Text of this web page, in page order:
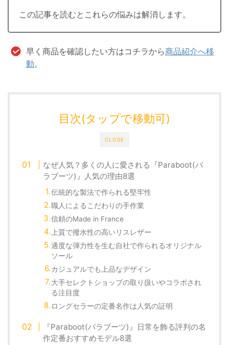
この記事を読むとこれらの悩みは解消します。
早く商品を確認したい方はコチラから商品紹介へ移
動。
CLOSE
目次(タップで移動可)
なぜ人気？多くの人に愛される『Paraboot(パ
ラブーツ)』人気の理由8選
伝統的な製法で作られる堅牢性
職人によるこだわりの手作業
信頼のMade in France
上質で撥水性の高いリスレザー
適度な弾力性を生む自社で作られるオリジナル
ソール
カジュアルでも上品なデザイン
大手セレクトショップの取り扱いやコラボされ
る注目度
ロングセラーの定番名作は人気の証明
『Paraboot(パラブーツ)』日常を飾る評判の名
作定番おすすめモデル8選